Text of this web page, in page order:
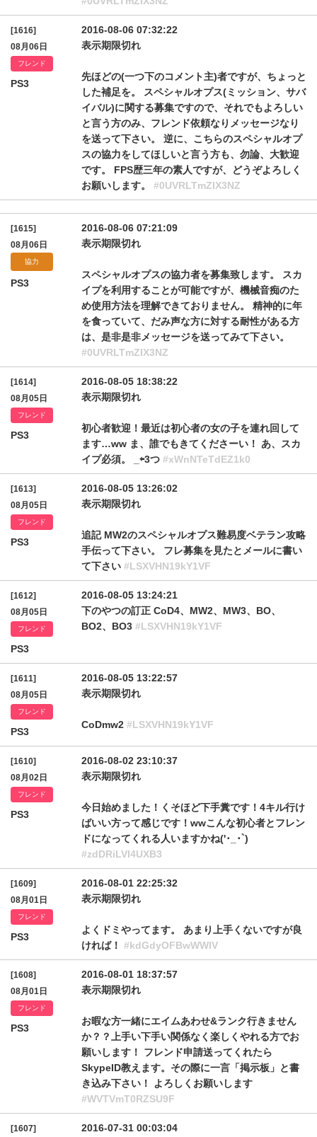
[1616]
08月06日
フレンド
PS3
2016-08-06 07:32:22
表示期限切れ
先ほどの(一つ下のコメント主)者ですが、ちょっと
した補足を。 スペシャルオプス(ミッション、サバ
イバル)に関する募集ですので、それでもよろしい
と言う方のみ、フレンド依頼なりメッセージなり
を送って下さい。 逆に、こちらのスペシャルオプ
スの協力をしてほしいと言う方も、勿論、大歓迎
です。 FPS歴三年の素人ですが、どうぞよろしく
お願いします。 #0UVRLTmZIX3NZ
[1615]
08月06日
協力
PS3
2016-08-06 07:21:09
表示期限切れ
スペシャルオプスの協力者を募集致します。 スカ
イプを利用することが可能ですが、機械音痴のた
め使用方法を理解できておりません。 精神的に年
を食っていて、だみ声な方に対する耐性がある方
は、是非是非メッセージを送ってみて下さい。
#0UVRLTmZIX3NZ
[1614]
08月05日
フレンド
PS3
2016-08-05 18:38:22
表示期限切れ
初心者歓迎！最近は初心者の女の子を連れ回して
ます…ww ま、誰でもきてくださーい！ あ、スカ
イプ必須。 _⇦3つ #xWnNTeTdEZ1k0
[1613]
08月05日
フレンド
PS3
2016-08-05 13:26:02
表示期限切れ
追記 MW2のスペシャルオプス難易度ベテラン攻略
手伝って下さい。 フレ募集を見たとメールに書い
て下さい #LSXVHN19kY1VF
[1612]
08月05日
フレンド
PS3
2016-08-05 13:24:21
下のやつの訂正 CoD4、MW2、MW3、BO、
BO2、BO3 #LSXVHN19kY1VF
[1611]
08月05日
フレンド
PS3
2016-08-05 13:22:57
表示期限切れ
CoDmw2 #LSXVHN19kY1VF
[1610]
08月02日
フレンド
PS3
2016-08-02 23:10:37
表示期限切れ
今日始めました！くそほど下手糞です！4キル行け
ばいい方って感じです！wwこんな初心者とフレン
ドになってくれる人いますかね('･_･`)
#zdDRiLVI4UXB3
[1609]
08月01日
フレンド
PS3
2016-08-01 22:25:32
表示期限切れ
よくドミやってます。 あまり上手くないですが良
ければ！ #kdGdyOFBwWWlV
[1608]
08月01日
フレンド
PS3
2016-08-01 18:37:57
表示期限切れ
お暇な方一緒にエイムあわせ&ランク行きません
か？？上手い下手い関係なく楽しくやれる方でお
願いします！ フレンド申請送ってくれたら
SkypeID教えます。その際に一言「掲示板」と書
き込み下さい！ よろしくお願いします
#WVTVmT0RZSU9F
[1607]
2016-07-31 00:03:04